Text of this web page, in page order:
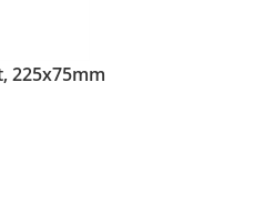
225x75mm